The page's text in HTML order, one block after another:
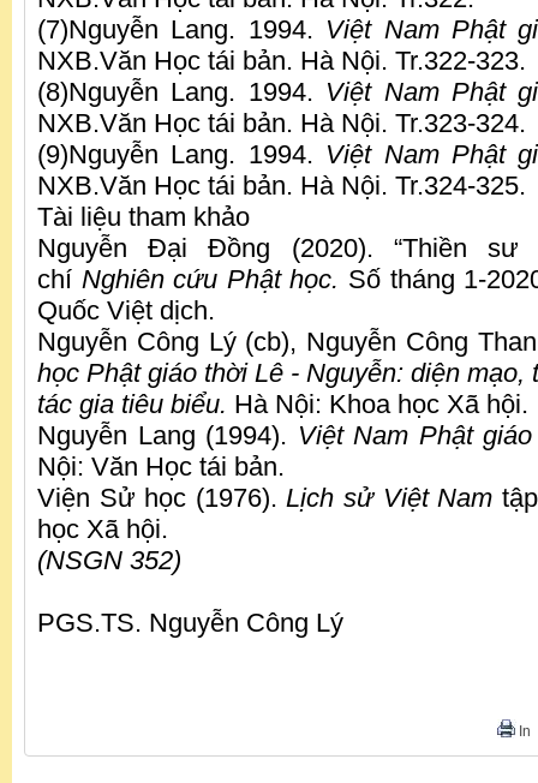
(7)Nguyễn Lang. 1994. Việt Nam Phật
NXB.Văn Học tái bản. Hà Nội. Tr.322-323.
(8)Nguyễn Lang. 1994. Việt Nam Phật
NXB.Văn Học tái bản. Hà Nội. Tr.323-324.
(9)Nguyễn Lang. 1994. Việt Nam Phật
NXB.Văn Học tái bản. Hà Nội. Tr.324-325.
Tài liệu tham khảo
Nguyễn Đại Đồng (2020). “Thiền sư
chí Nghiên cứu Phật học. Số tháng 1-
Quốc Việt dịch.
Nguyễn Công Lý (cb), Nguyễn Công
học Phật giáo thời Lê - Nguyễn: diện mạo,
tác gia tiêu biểu. Hà Nội: Khoa học Xã hội.
Nguyễn Lang (1994). Việt Nam Phật
Nội: Văn Học tái bản.
Viện Sử học (1976).Lịch sử Việt Nam
học Xã hội.
(NSGN 352)
PGS.TS. Nguyễn Công Lý
In